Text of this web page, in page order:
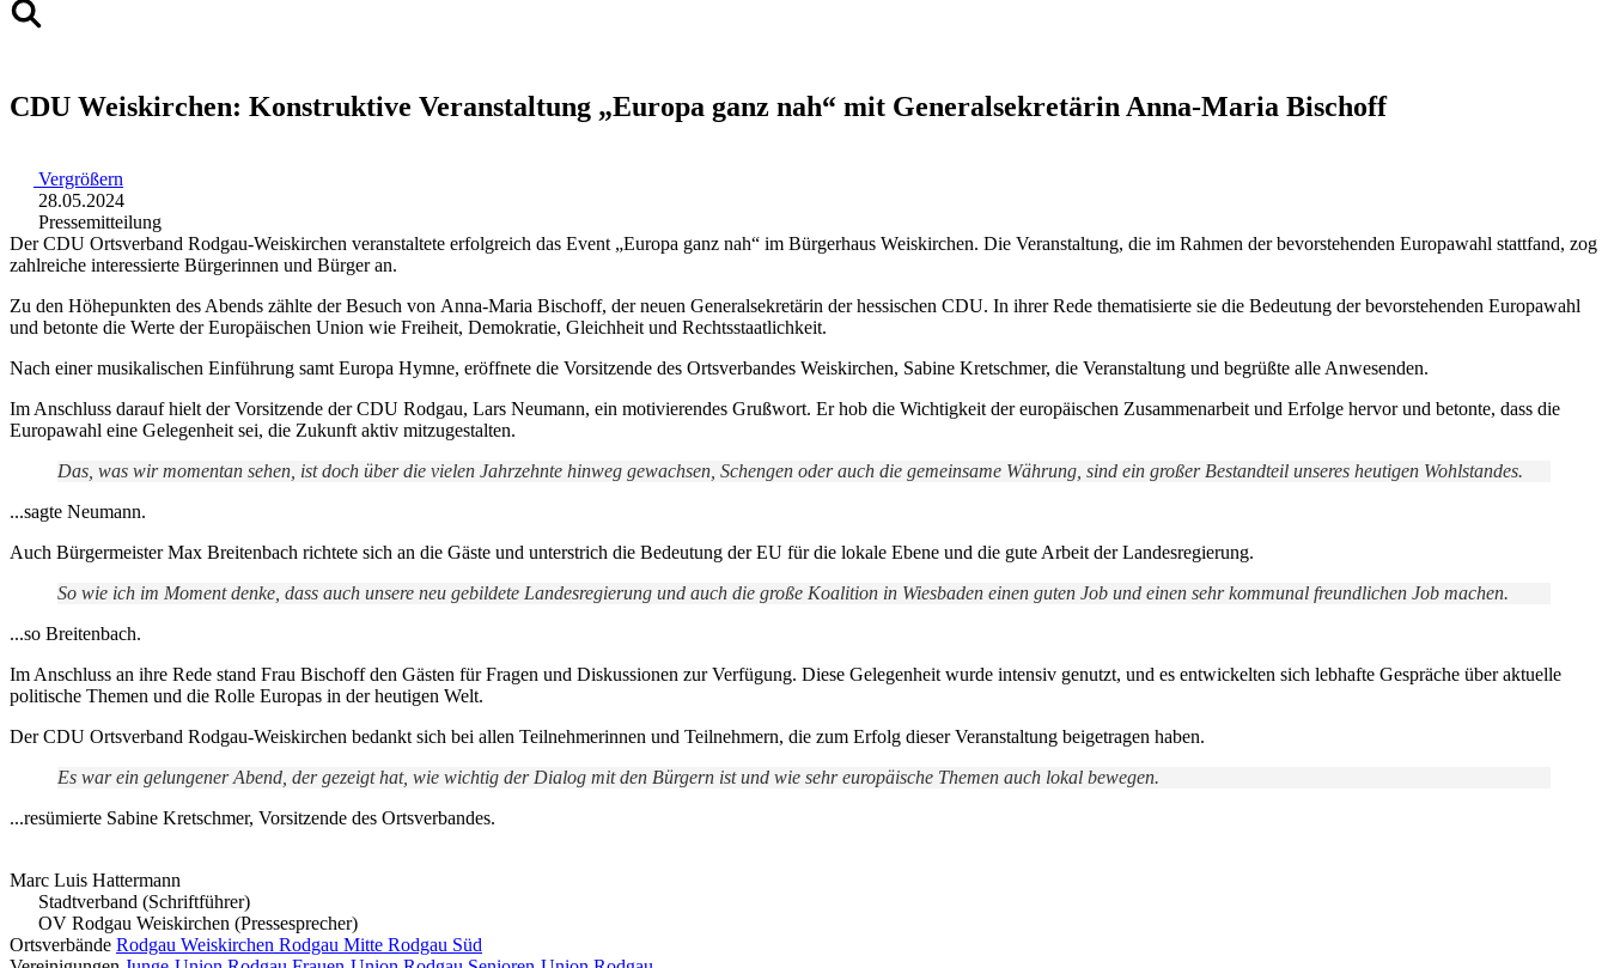
CDU Weiskirchen: Konstruktive Veranstaltung „Europa ganz nah“ mit Generalsekretärin Anna-Maria Bischoff
Vergrößern
28.05.2024
Pressemitteilung
Der CDU Ortsverband Rodgau-Weiskirchen veranstaltete erfolgreich das Event „Europa ganz nah“ im Bürgerhaus Weiskirchen. Die Veranstaltung, die im Rahmen der bevorstehenden Europawahl stattfand, zog
zahlreiche interessierte Bürgerinnen und Bürger an.
Zu den Höhepunkten des Abends zählte der Besuch von Anna-Maria Bischoff, der neuen Generalsekretärin der hessischen CDU. In ihrer Rede thematisierte sie die Bedeutung der bevorstehenden Europawahl
und betonte die Werte der Europäischen Union wie Freiheit, Demokratie, Gleichheit und Rechtsstaatlichkeit.
Nach einer musikalischen Einführung samt Europa Hymne, eröffnete die Vorsitzende des Ortsverbandes Weiskirchen, Sabine Kretschmer, die Veranstaltung und begrüßte alle Anwesenden.
Im Anschluss darauf hielt der Vorsitzende der CDU Rodgau, Lars Neumann, ein motivierendes Grußwort. Er hob die Wichtigkeit der europäischen Zusammenarbeit und Erfolge hervor und betonte, dass die
Europawahl eine Gelegenheit sei, die Zukunft aktiv mitzugestalten.
Das, was wir momentan sehen, ist doch über die vielen Jahrzehnte hinweg gewachsen, Schengen oder auch die gemeinsame Währung, sind ein großer Bestandteil unseres heutigen Wohlstandes.
...sagte Neumann.
Auch Bürgermeister Max Breitenbach richtete sich an die Gäste und unterstrich die Bedeutung der EU für die lokale Ebene und die gute Arbeit der Landesregierung.
So wie ich im Moment denke, dass auch unsere neu gebildete Landesregierung und auch die große Koalition in Wiesbaden einen guten Job und einen sehr kommunal freundlichen Job machen.
...so Breitenbach.
Im Anschluss an ihre Rede stand Frau Bischoff den Gästen für Fragen und Diskussionen zur Verfügung. Diese Gelegenheit wurde intensiv genutzt, und es entwickelten sich lebhafte Gespräche über aktuelle
politische Themen und die Rolle Europas in der heutigen Welt.
Der CDU Ortsverband Rodgau-Weiskirchen bedankt sich bei allen Teilnehmerinnen und Teilnehmern, die zum Erfolg dieser Veranstaltung beigetragen haben.
Es war ein gelungener Abend, der gezeigt hat, wie wichtig der Dialog mit den Bürgern ist und wie sehr europäische Themen auch lokal bewegen.
...resümierte Sabine Kretschmer, Vorsitzende des Ortsverbandes.
Marc Luis Hattermann
Stadtverband (Schriftführer)
OV Rodgau Weiskirchen (Pressesprecher)
Ortsverbände Rodgau Weiskirchen Rodgau Mitte Rodgau Süd